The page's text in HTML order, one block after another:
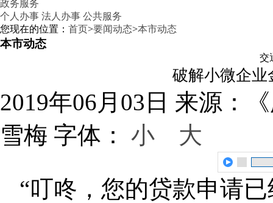
政务服务
个人办事 法人办事 公共服务
您现在的位置： 首页>要闻动态>本市动态
本市动态
交
破解小微企业
2019年06月03日 来源：
雪梅 字体： 小 大
“叮咚，您的贷款申请